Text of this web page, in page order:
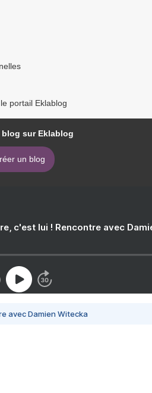
portail Eklablog
blog sur Eklablog
un blog
c'est lui ! Rencontre avec
avec Damien Witecka